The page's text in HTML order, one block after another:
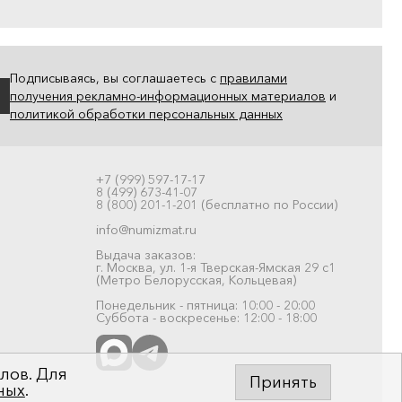
Подписываясь, вы соглашаетесь с правилами
получения рекламно-информационных материалов и
политикой обработки персональных данных
+7 (999) 597-17-17
8 (499) 673-41-07
8 (800) 201-1-201 (бесплатно по России)
info@numizmat.ru
Выдача заказов:
г. Москва, ул. 1-я Тверская-Ямская 29 с1
(Метро Белорусская, Кольцевая)
Понедельник - пятница: 10:00 - 20:00
Суббота - воскресенье: 12:00 - 18:00
Для
. Принять